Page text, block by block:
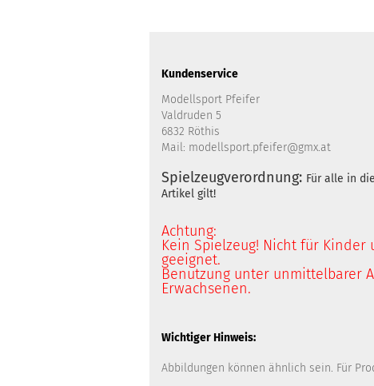
Kundenservice
Modellsport Pfeifer
Valdruden 5
6832 Röthis
Mail: modellsport.pfeifer@gmx.at
Spielzeugverordnung: Für alle in
Artikel gilt!
Achtung:
Kein Spielzeug! Nicht für Kinder
geeignet.
Benutzung unter unmittelbarer
Erwachsenen.
Wichtiger Hinweis:
Abbildungen können ähnlich sein. Für